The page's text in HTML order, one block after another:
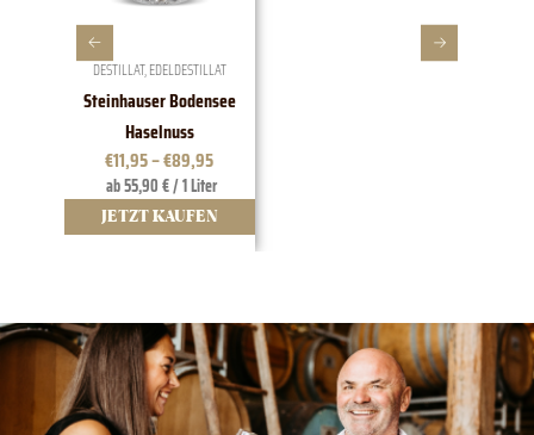
DESTILLAT,EDELDESTILLAT
Steinhauser Bodensee
Haselnuss
€11,95–€89,95
ab 55,90 € / 1 Liter
JETZT KAUFEN